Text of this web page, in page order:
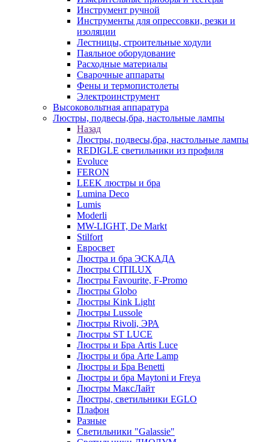
Инструмент ручной
Инструменты для опрессовки, резки и
изоляции
Лестницы, строительные ходули
Паяльное оборудование
Расходные материалы
Сварочные аппараты
Фены и термопистолеты
Электроинструмент
Высоковольтная аппаратура
Люстры, подвесы,бра, настольные лампы
Назад
Люстры, подвесы,бра, настольные лампы
REDIGLE светильники из профиля
Evoluce
FERON
LEEK люстры и бра
Lumina Deco
Lumis
Moderli
MW-LIGHT, De Markt
Stilfort
Евросвет
Люстра и бра ЭСКАДА
Люстры CITILUX
Люстры Favourite, F-Promo
Люстры Globo
Люстры Kink Light
Люстры Lussole
Люстры Rivoli, ЭРА
Люстры ST LUCE
Люстры и Бра Artis Luce
Люстры и бра Arte Lamp
Люстры и Бра Benetti
Люстры и бра Maytoni и Freya
Люстры МаксЛайт
Люстры, светильники EGLO
Плафон
Разные
Светильники "Galassie"